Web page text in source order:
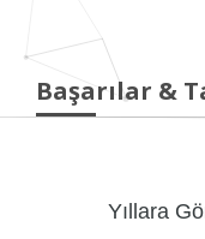
Başarılar &
Yıllara